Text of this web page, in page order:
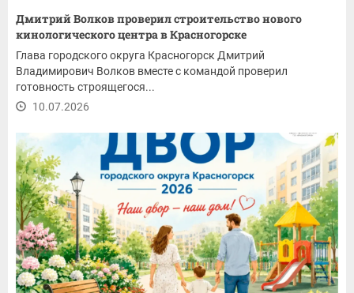
Дмитрий Волков проверил строительство нового
кинологического центра в Красногорске
Глава городского округа Красногорск Дмитрий
Владимирович Волков вместе с командой проверил
готовность строящегося...
10.07.2026